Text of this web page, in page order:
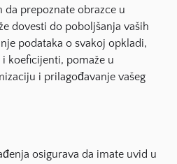
da prepoznate obrazce u
dovesti do poboljšanja vaših
podataka o svakoj opkladi,
koeficijenti, pomaže u
i prilagođavanje vašeg
osigurava da imate uvid u